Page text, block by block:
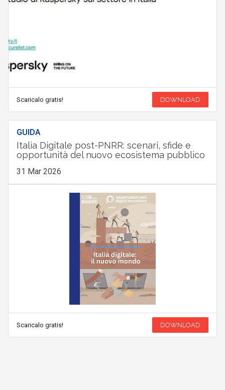
Scaricalo gratis! DOWNLOAD
GUIDA
Italia Digitale post-PNRR: scenari, sfide e
opportunità del nuovo ecosistema pubblico
31 Mar 2026
Scaricalo gratis! DOWNLOAD